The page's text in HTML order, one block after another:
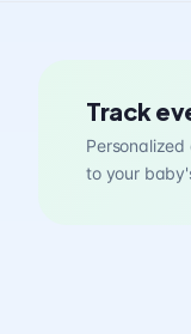
Track
to your